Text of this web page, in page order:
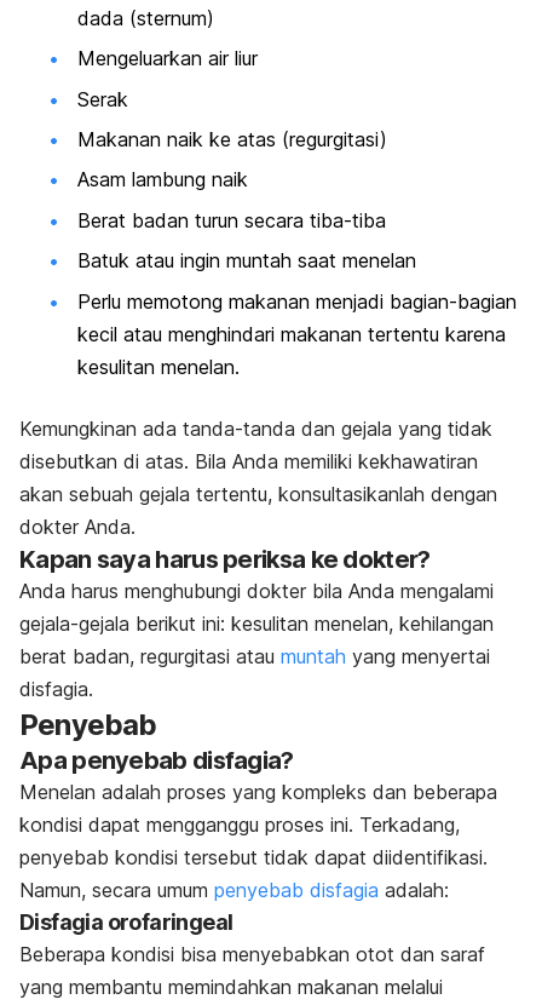
dada (sternum)
Mengeluarkan air liur
Serak
Makanan naik ke atas (regurgitasi)
Asam lambung naik
Berat badan turun secara tiba-tiba
Batuk atau ingin muntah saat menelan
Perlu memotong makanan menjadi bagian-bagian
kecil atau menghindari makanan tertentu karena
kesulitan menelan.
Kemungkinan ada tanda-tanda dan gejala yang tidak
disebutkan di atas. Bila Anda memiliki kekhawatiran
akan sebuah gejala tertentu, konsultasikanlah dengan
dokter Anda.
Kapan saya harus periksa ke dokter?
Anda harus menghubungi dokter bila Anda mengalami
gejala-gejala berikut ini: kesulitan menelan, kehilangan
berat badan, regurgitasi atau muntah yang menyertai
disfagia.
Penyebab
Apa penyebab disfagia?
Menelan adalah proses yang kompleks dan beberapa
kondisi dapat mengganggu proses ini. Terkadang,
penyebab kondisi tersebut tidak dapat diidentifikasi.
Namun, secara umum penyebab disfagia adalah:
Disfagia orofaringeal
Beberapa kondisi bisa menyebabkan otot dan saraf
yang membantu memindahkan makanan melalui